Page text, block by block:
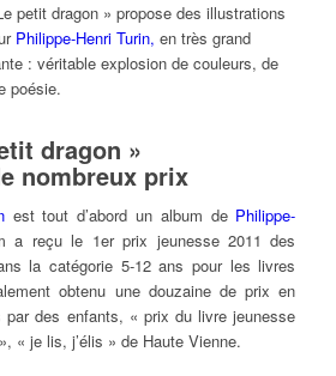
petit dragon » propose des illustrations
Philippe-Henri Turin, en très grand
: véritable explosion de couleurs, de
poésie.
dragon »
nombreux prix
est tout d’abord un album de Philippe-
a reçu le 1er prix jeunesse 2011 des
la catégorie 5-12 ans pour les livres
obtenu une douzaine de prix en
par des enfants, « prix du livre jeunesse
« je lis, j’élis » de Haute Vienne.